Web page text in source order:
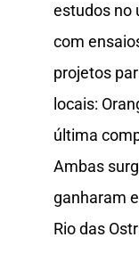
estudos no
com
projetos
locais:
última
Ambas
ganharam
Rio das